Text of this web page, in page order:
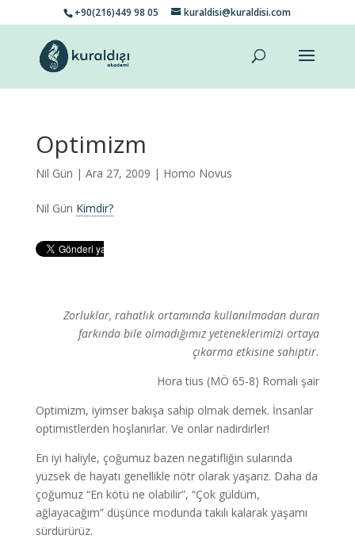
+90(216)449 98 05 kuraldisi@kuraldisi.com
Optimizm
Nil Gün | Ara 27, 2009 | Homo Novus
Nil Gün Kimdir?
Zorluklar, rahatlık ortamında kullanılmadan duran
farkında bile olmadığımız yeteneklerimizi ortaya
çıkarma etkisine sahiptir.
Hora tius (MÖ 65-8) Romalı şair
Optimizm, iyimser bakışa sahip olmak demek. İnsanlar
optimistlerden hoşlanırlar. Ve onlar nadirdirler!
En iyi haliyle, çoğumuz bazen negatifliğin sularında
yüzsek de hayatı genellikle nötr olarak yaşarız. Daha da
çoğumuz “En kötü ne olabilir”, “Çok güldüm,
ağlayacağım” düşünce modunda takılı kalarak yaşamı
sürdürürüz.